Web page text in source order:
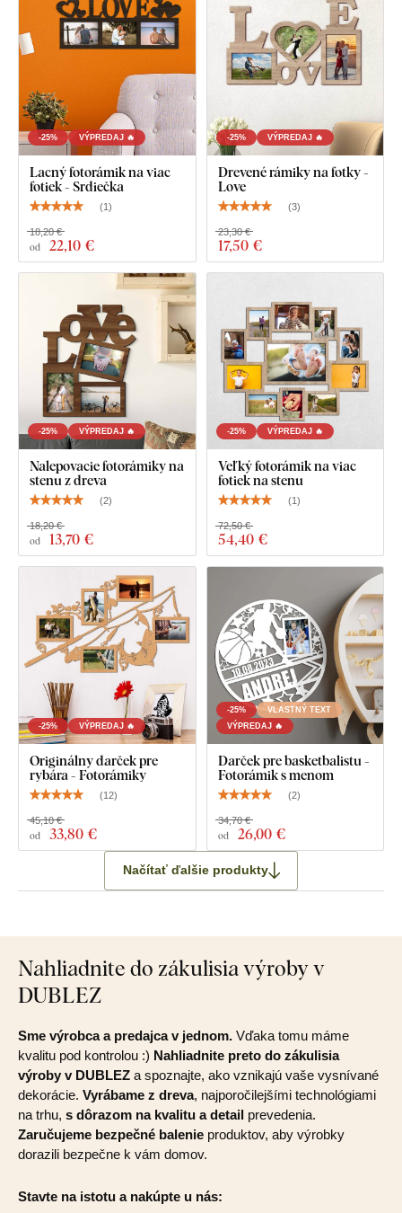
-25% VÝPREDAJ 🔥
Lacný fotorámik na viac
fotiek - Srdiečka
(1)
od 22,10 €
18,20 €
-25% VÝPREDAJ 🔥
Drevené rámiky na fotky -
Love
(3)
17,50 €
23,30 €
-25% VÝPREDAJ 🔥
Nalepovacie fotorámiky na
stenu z dreva
(2)
od 13,70 €
18,20 €
-25% VÝPREDAJ 🔥
Veľký fotorámik na viac
fotiek na stenu
(1 )
54,40 €
72,50 €
-25% VÝPREDAJ 🔥
Originálny darček pre
rybára - Fotorámiky
(12)
od 33,80 €
45,10 €
-25%
VLASTNÝ TEXT
VÝPREDAJ 🔥
Darček pre basketbalistu -
Fotorámik s menom
(2)
od 26,00 €
34,70 €
Načítať ďalšie produkty
Nahliadnite do zákulisia výroby v
DUBLEZ
Sme výrobca a predajca v jednom. Vďaka tomu máme
kvalitu pod kontrolou :) Nahliadnite preto do zákulisia
výroby v DUBLEZ a spoznajte, ako vznikajú vaše vysnívané
dekorácie. Vyrábame z dreva, najporočilejšími technológiami
na trhu, s dôrazom na kvalitu a detail prevedenia.
Zaručujeme bezpečné balenie produktov, aby výrobky
dorazili bezpečne k vám domov.
Stavte na istotu a nakúpte u nás: